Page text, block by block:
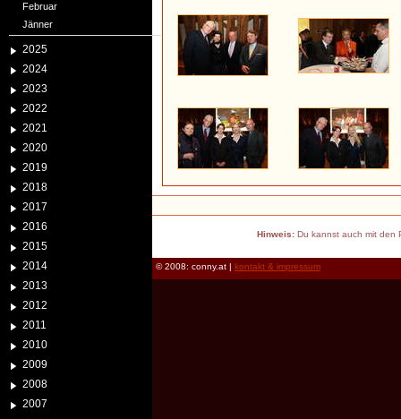
Februar
Jänner
2025
2024
2023
2022
2021
2020
2019
2018
2017
2016
2015
2014
2013
2012
2011
2010
2009
2008
2007
Hinweis:Du kannst auch mit den
© 2008: conny.at | kontakt & impressum